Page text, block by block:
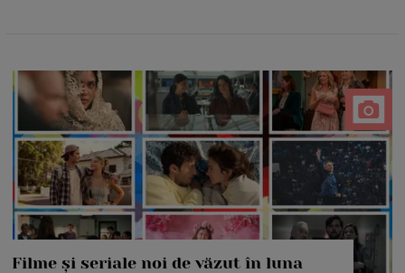
Filme și seriale noi de văzut în luna